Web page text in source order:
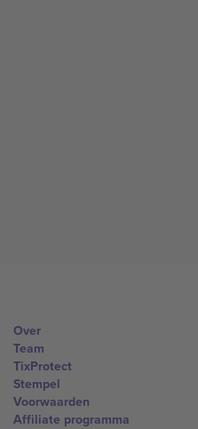
Over
Team
TixProtect
Stempel
Voorwaarden
Affiliate programma